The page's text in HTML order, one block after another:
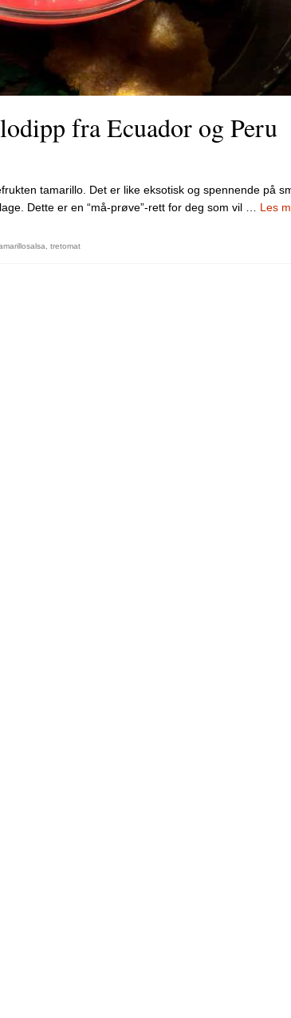
fra Ecuador og Peru
tamarillo. Det er like eksotisk og spennende på
Dette er en “må-prøve”-rett for deg som vil … Les
tretomat